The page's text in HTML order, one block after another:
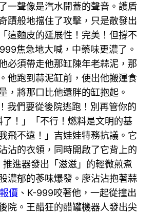
一聲像是汽水開蓋的聲音。護盾
蹟般地擋住了攻擊，只是散發出
這麵皮的延展性！完美！但撐不
焦急地大喊，中藥味更濃了。
必須帶走他那缸陳年老蒜泥，那
他跑到蒜泥缸前，使出他搬運食
，將那口比他還胖的缸抱起。
我們要從後院逃跑！別再管你的
了！」「不行！燃料是文明的基
飛不遠！」吉娃娃特務抗議。它
沾的衣領，同時開啟了它背上的
進器發出「滋滋」的輕微煎煮
濃郁的蔘味爆發。廖沾沾抱著蒜
價、K-999咬著他，一起從撞出
院。王醋狂的醋罐機器人發出尖